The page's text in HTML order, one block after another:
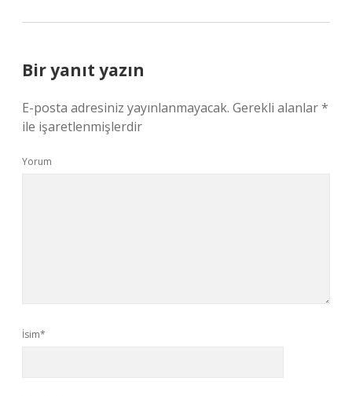
Bir yanıt yazın
E-posta adresiniz yayınlanmayacak. Gerekli alanlar*
ile işaretlenmişlerdir
Yorum
İsim*